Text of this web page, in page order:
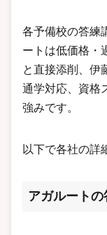
各予備校の答練
ートは低価格・
と直接添削、伊
通学対応、資格
強みです。
以下で各社の詳
アガルート